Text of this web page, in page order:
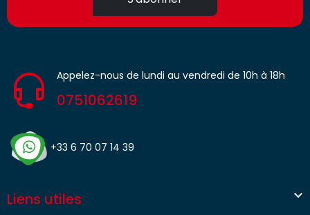
Appelez-nous de lundi au vendredi de 10h à 18h
0751062619
+33 6 70 07 14 39
Liens utiles 